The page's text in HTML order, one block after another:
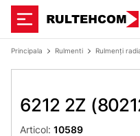
Principala Rulmenti Rulmenți
6212 2Z
Articol: 10589